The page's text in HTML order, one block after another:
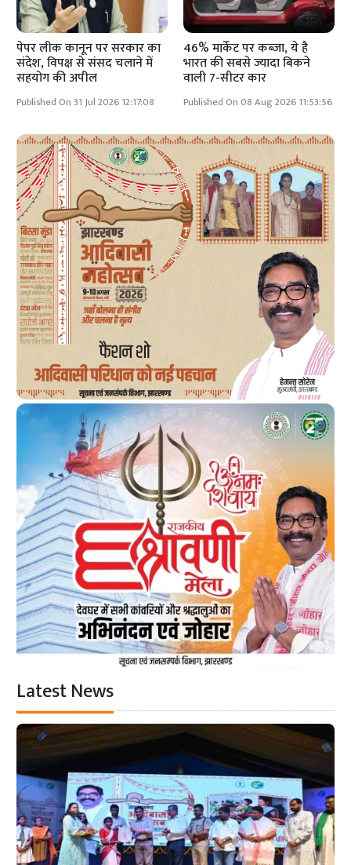
पेपर लीक कानून पर सरकार का
संदेश, विपक्ष से संसद चलाने में
सहयोग की अपील
Published On 31 Jul 2026 12:17:08
46% मार्केट पर कब्जा, ये है
भारत की सबसे ज्यादा बिकने
वाली 7-सीटर कार
Published On 08 Aug 2026 11:53:56
Latest News